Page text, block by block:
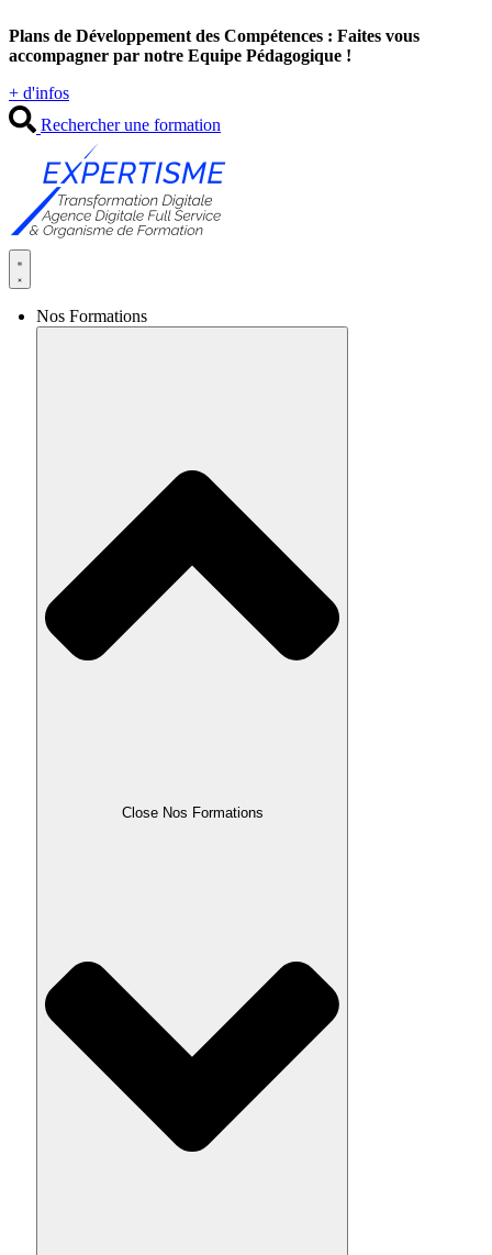
au
contenu
Plans de Développement des Compétences : Faites vous
accompagner par notre Equipe Pédagogique !
+ d'infos
Rechercher une formation
Nos Formations
Close Nos Formations